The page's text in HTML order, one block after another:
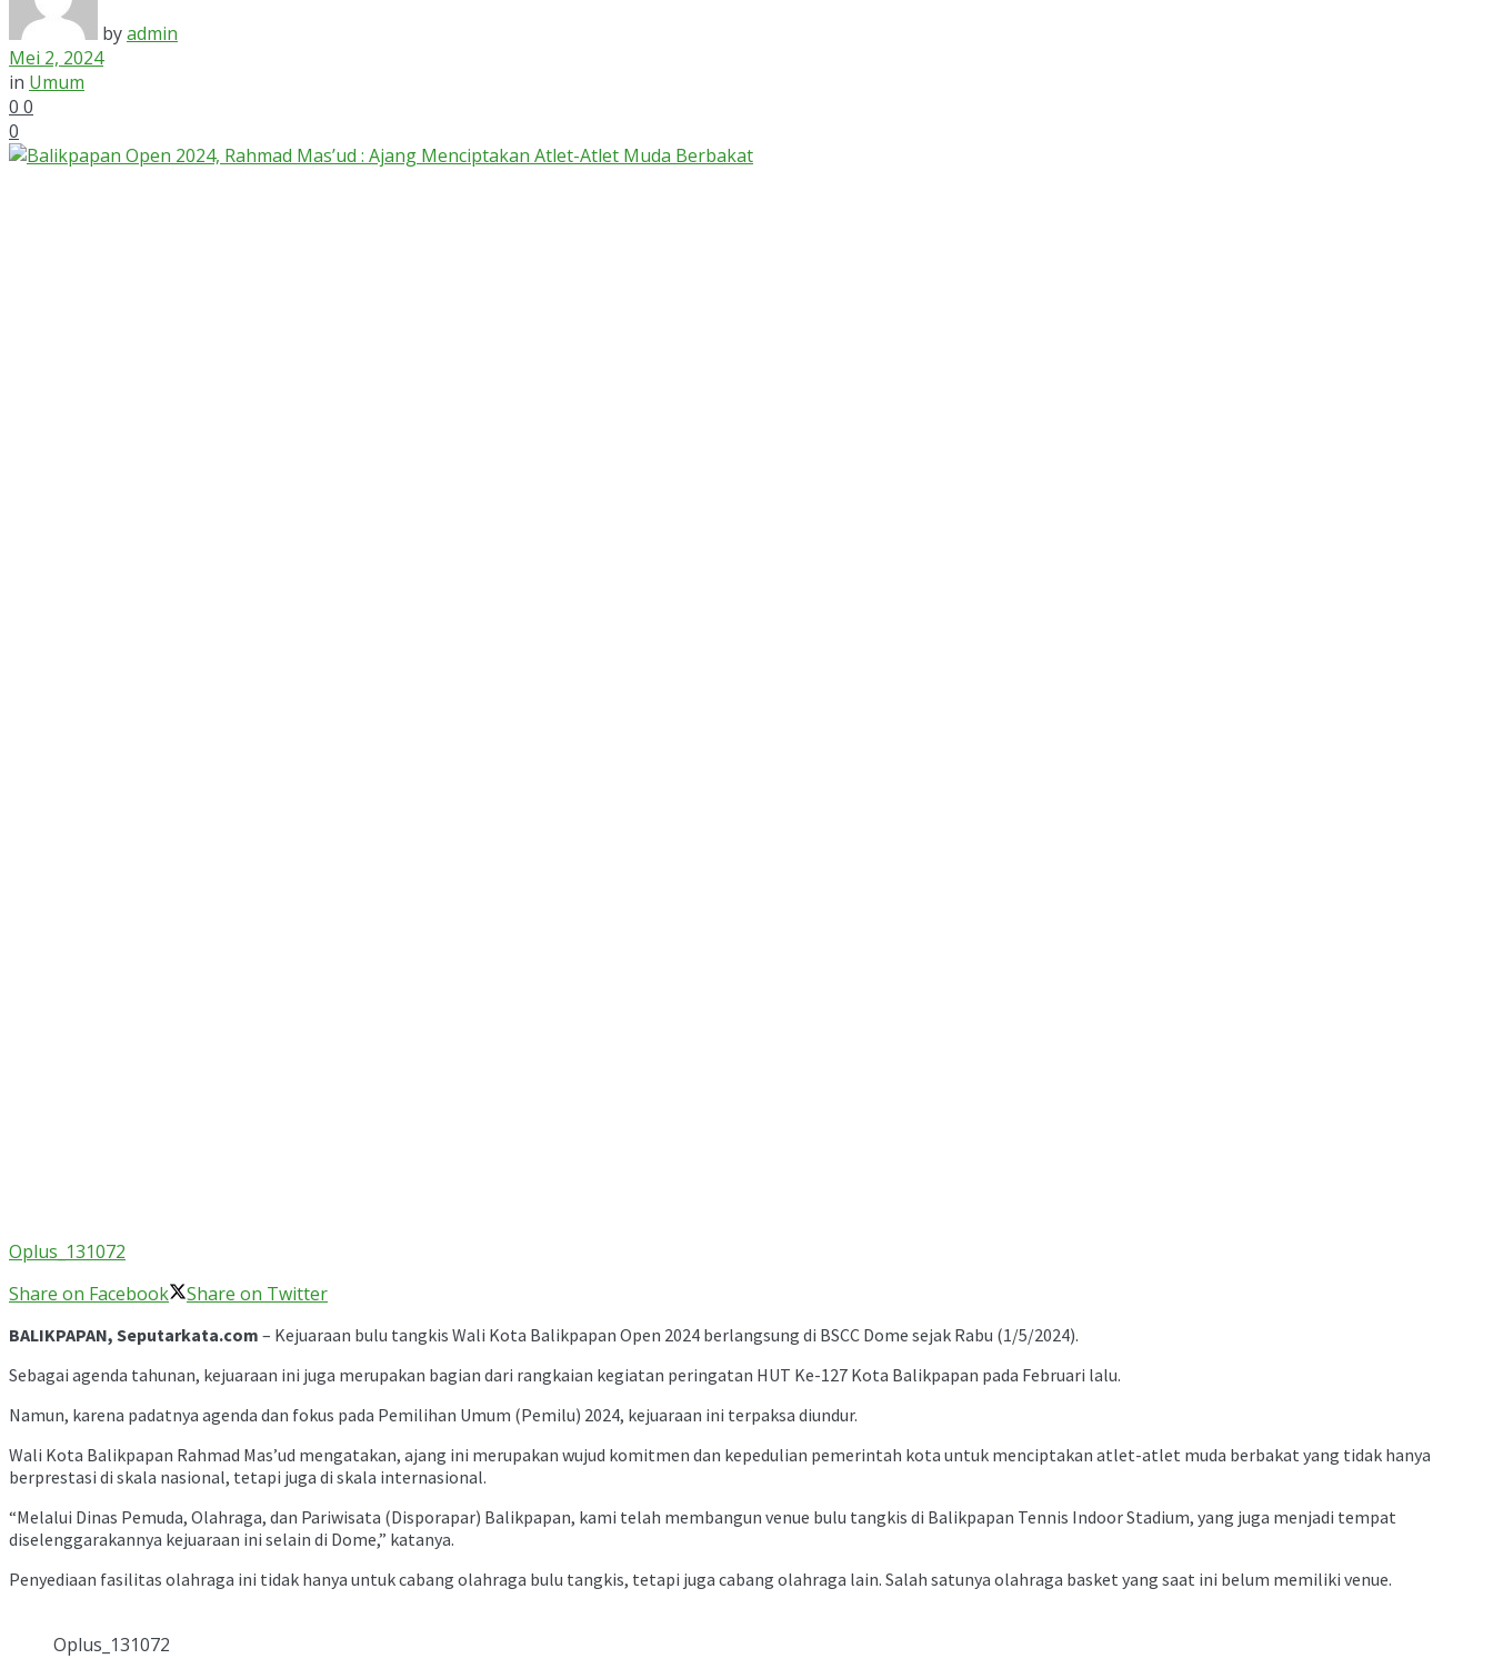
byadmin
Mei 2, 2024
in Umum
0 0
0
Oplus_131072
Share on Facebook
Share on Twitter
BALIKPAPAN, Seputarkata.com – Kejuaraan bulu tangkis Wali Kota Balikpapan Open 2024 berlangsung di BSCC Dome sejak Rabu (1/5/2024).
Sebagai agenda tahunan, kejuaraan ini juga merupakan bagian dari rangkaian kegiatan peringatan HUT Ke-127 Kota Balikpapan pada Februari lalu.
Namun, karena padatnya agenda dan fokus pada Pemilihan Umum (Pemilu) 2024, kejuaraan ini terpaksa diundur.
Wali Kota Balikpapan Rahmad Mas’ud mengatakan, ajang ini merupakan wujud komitmen dan kepedulian pemerintah kota untuk menciptakan atlet-atlet muda berbakat yang tidak hanya
berprestasi di skala nasional, tetapi juga di skala internasional.
“Melalui Dinas Pemuda, Olahraga, dan Pariwisata (Disporapar) Balikpapan, kami telah membangun venue bulu tangkis di Balikpapan Tennis Indoor Stadium, yang juga menjadi tempat
diselenggarakannya kejuaraan ini selain di Dome,” katanya.
Penyediaan fasilitas olahraga ini tidak hanya untuk cabang olahraga bulu tangkis, tetapi juga cabang olahraga lain. Salah satunya olahraga basket yang saat ini belum memiliki venue.
Oplus_131072